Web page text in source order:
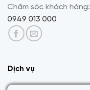
Chăm sóc khách hàng:
0949 013 000
Dịch vụ